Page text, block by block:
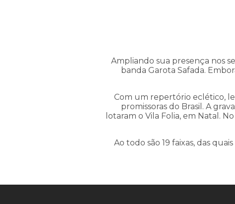
Ampliando sua presença nos
banda Garota Safada.
Com um repertório eclético,
promissoras do Brasil. A
lotaram o Vila Folia, em Natal.
Ao todo são 19 faixas, das